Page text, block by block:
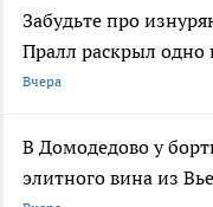
Забудьте про
Пралл раскрыл одно
Вчера
В Домодедово у
элитного вина из